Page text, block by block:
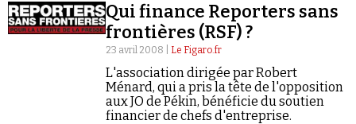
Qui finance Reporters sans
frontières (RSF) ?
23 avril 2008 | Le Figaro.fr
L'association dirigée par Robert
Ménard, qui a pris la tête de l'opposition
aux JO de Pékin, bénéficie du soutien
financier de chefs d'entreprise.